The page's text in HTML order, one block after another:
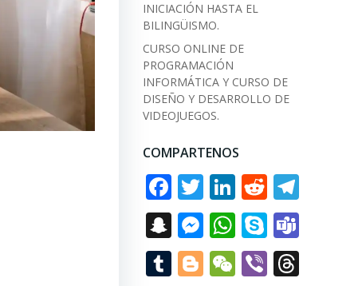
INICIACIÓN HASTA EL
BILINGÜISMO.
CURSO ONLINE DE
PROGRAMACIÓN
INFORMÁTICA Y CURSO DE
DISEÑO Y DESARROLLO DE
VIDEOJUEGOS.
COMPARTENOS
Facebook
Twitter
LinkedIn
Reddit
Snapchat
Messenger
WhatsApp
Skype
Tumblr
Blogger
WeChat
Viber